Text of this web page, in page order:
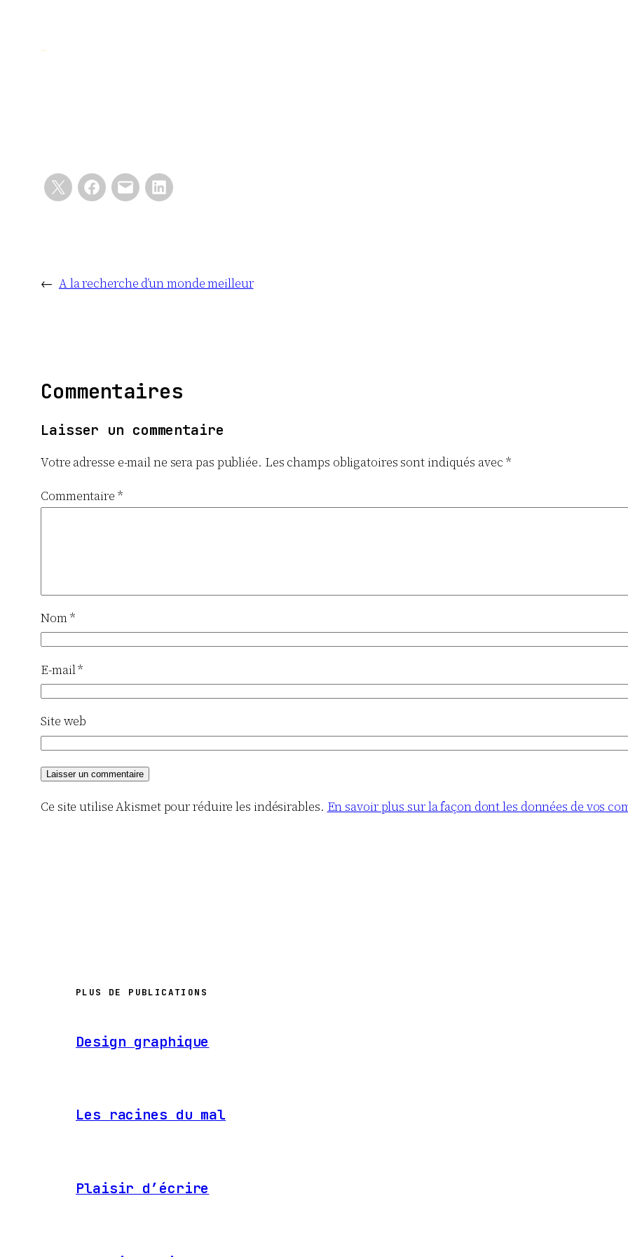
← A la recherche d’un monde meilleur
Commentaires
Laisser un commentaire
Votre adresse e-mail ne sera pas publiée. Les champs obligatoires sont indiqués avec *
Commentaire *
Nom*
E-mail*
Site web
Ce site utilise Akismet pour réduire les indésirables. En savoir plus sur la façon dont les données de vos
PLUS DE PUBLICATIONS
Design graphique
Les racines du mal
Plaisir d’écrire